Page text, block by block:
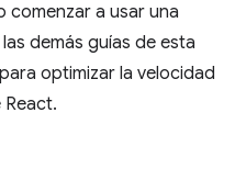
comenzar a usar una
demás guías de esta
optimizar la velocidad